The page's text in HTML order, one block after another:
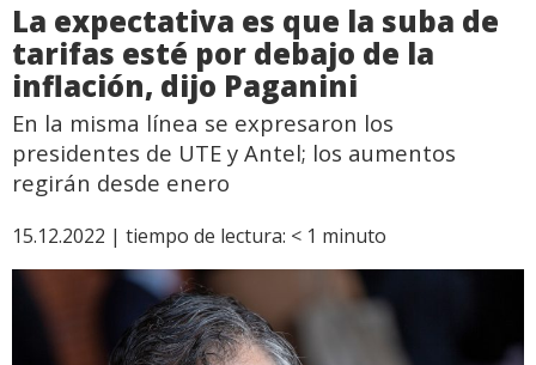
La expectativa es que la suba de
tarifas esté por debajo de la
inflación, dijo Paganini
En la misma línea se expresaron los
presidentes de UTE y Antel; los aumentos
regirán desde enero
15.12.2022 | tiempo de lectura: < 1 minuto